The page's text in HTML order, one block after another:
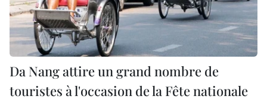
Da Nang attire un grand nombre de
touristes à l'occasion de la Fête nationale